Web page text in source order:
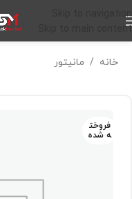
Skip to navigation
Skip to main content
خانه / مانیتور
فروخت
ه شده